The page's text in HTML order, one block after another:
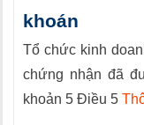
khoán
Tổ chức kinh
chứng nhận đã
khoản 5 Điều 5